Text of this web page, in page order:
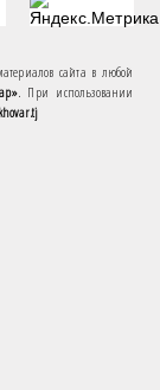
сайта в любой
. При использовании